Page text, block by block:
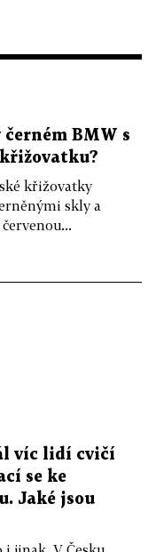
černém BMW s
křižovatky
skly a
víc lidí cvičí
se ke
Jaké jsou